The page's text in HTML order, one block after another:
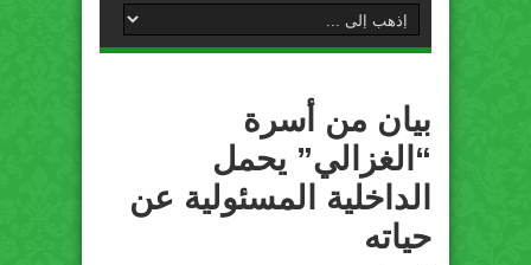
بيان من أسرة
“الغزالي” يحمل
الداخلية المسئولية عن
حياته